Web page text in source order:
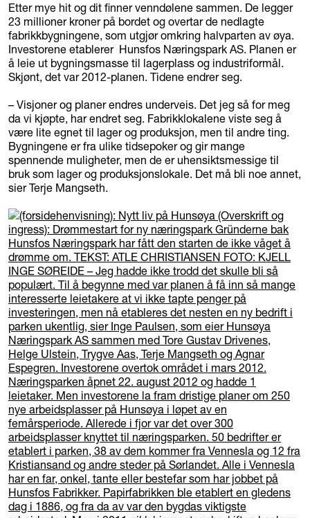
Etter mye hit og dit finner venndølene sammen. De legger
23 millioner kroner på bordet og overtar de nedlagte
fabrikkbygningene, som utgjør omkring halvparten av øya.
Investorene etablerer Hunsfos Næringspark AS. Planen er
å leie ut bygningsmasse til lagerplass og industriformål.
Skjønt, det var 2012-planen. Tidene endrer seg.
– Visjoner og planer endres underveis. Det jeg så for meg
da vi kjøpte, har endret seg. Fabrikklokalene viste seg å
være lite egnet til lager og produksjon, men til andre ting.
Bygningene er fra ulike tidsepoker og gir mange
spennende muligheter, men de er uhensiktsmessige til
bruk som lager og produksjonslokale. Det må bli noe annet,
sier Terje Mangseth.